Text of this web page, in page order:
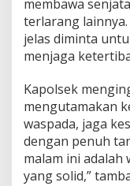
membawa
terlarang
jelas diminta
menjaga
Kapolsek
mengutamakan
waspada, jaga
dengan penuh
malam ini adalah
yang solid,”